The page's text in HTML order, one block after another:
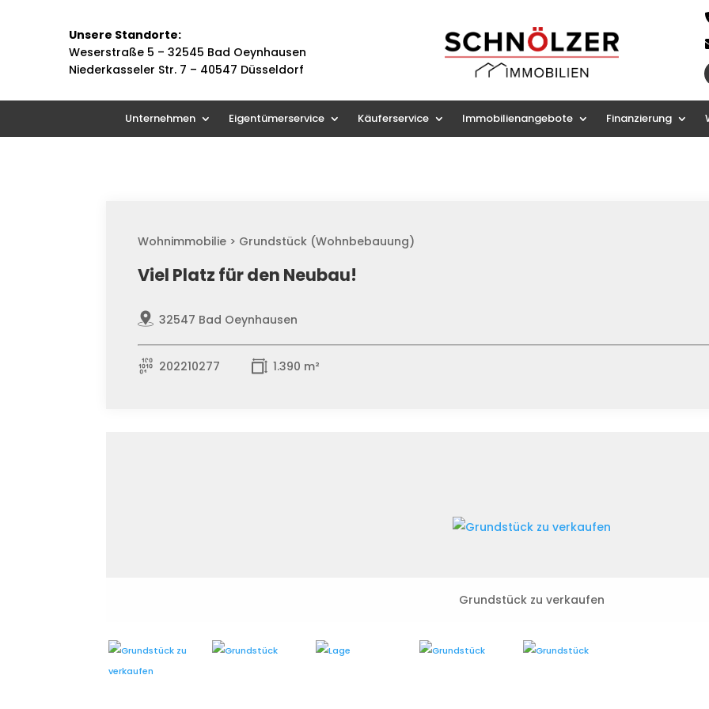
Unsere Standorte:
Weserstraße 5 – 32545 Bad Oeynhausen
Niederkasseler Str. 7 – 40547 Düsseldorf
Unternehmen Eigentümerservice Käuferservice Immobilienangebote Finanzierung
Wohnimmobilie > Grundstück (Wohnbebauung)
Viel Platz für den Neubau!
32547 Bad Oeynhausen
202210277 1.390 m²
Grundstück zu verkaufen